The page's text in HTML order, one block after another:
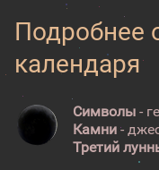
Подробнее
календаря
Символы -
Камни -
Третий